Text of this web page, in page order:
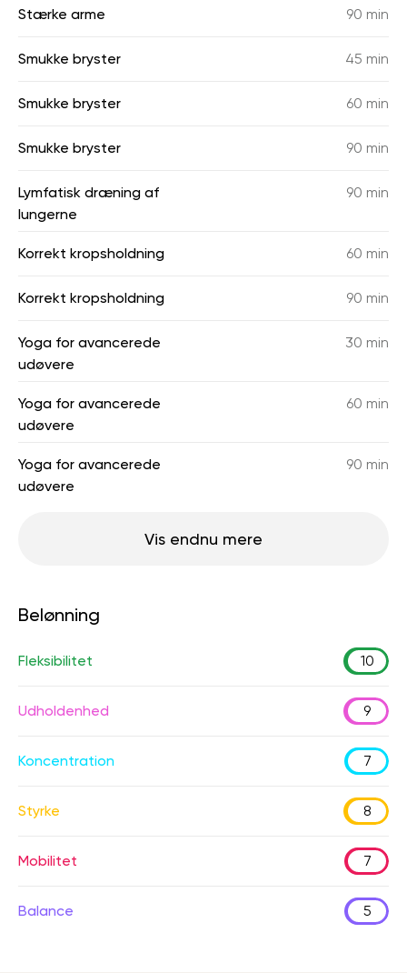
Stærke arme 90 min
Smukke bryster 45 min
Smukke bryster 60 min
Smukke bryster 90 min
Lymfatisk dræning af
lungerne
90 min
Korrekt kropsholdning 60 min
Korrekt kropsholdning 90 min
Yoga for avancerede
udøvere
30 min
Yoga for avancerede
udøvere
60 min
Yoga for avancerede
udøvere
90 min
Vis endnu mere
Belønning
Fleksibilitet 10
Udholdenhed 9
Koncentration 7
Styrke 8
Mobilitet 7
Balance 5